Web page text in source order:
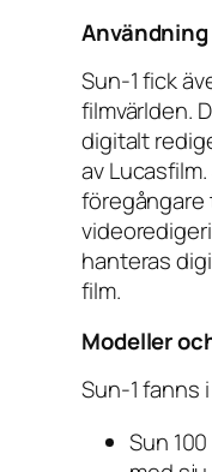
Sun-1 fick
filmvärlden.
digitalt
av
föregångare
hanteras
film.
Modeller
Sun-1 fanns
Sun